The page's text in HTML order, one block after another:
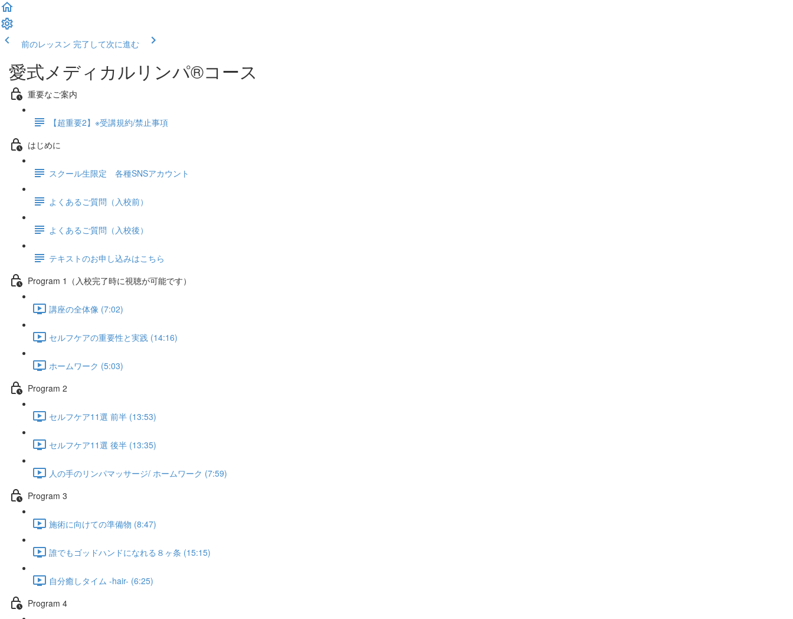
前のレッスン 完了して次に進む
愛式メディカルリンパ®コース
重要なご案内
【超重要2】※受講規約/禁止事項
はじめに
スクール生限定 各種SNSアカウント
よくあるご質問（入校前）
よくあるご質問（入校後）
テキストのお申し込みはこちら
Program 1（入校完了時に視聴が可能です）
講座の全体像 (7:02)
セルフケアの重要性と実践 (14:16)
ホームワーク (5:03)
Program 2
セルフケア11選 前半 (13:53)
セルフケア11選 後半 (13:35)
人の手のリンパマッサージ/ ホームワーク (7:59)
Program 3
施術に向けての準備物 (8:47)
誰でもゴッドハンドになれる８ヶ条 (15:15)
自分癒しタイム -hair- (6:25)
Program 4